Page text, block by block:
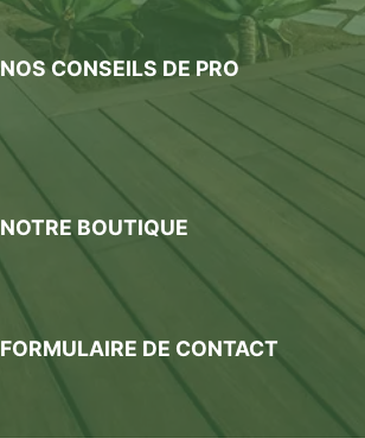
NOS CONSEILS DE PRO
NOTRE BOUTIQUE
FORMULAIRE DE CONTACT